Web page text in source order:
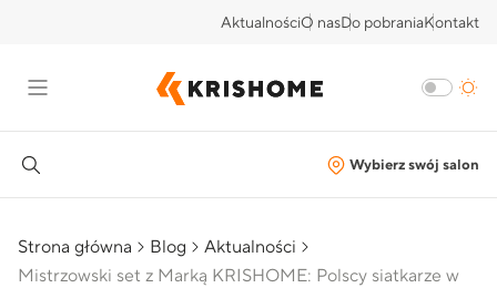
AktualnościO nasDo pobraniaKontakt
Wybierz swój salon
Strona główna Blog
Aktualności
Mistrzowski set z Marką KRISHOME: Polscy siatkarze w